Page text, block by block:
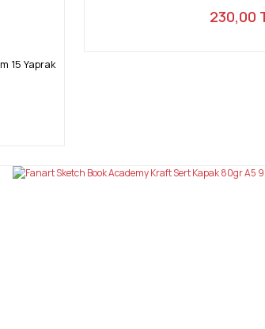
15 Yaprak
230,00